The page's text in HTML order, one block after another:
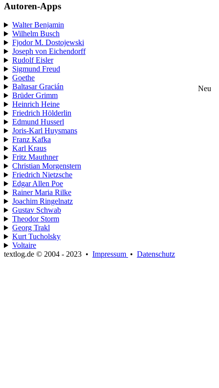
Autoren-Apps
Walter Benjamin
Wilhelm Busch
Fjodor M. Dostojewski
Joseph von Eichendorff
Rudolf Eisler
Sigmund Freud
Goethe
Baltasar Gracián
Neu
Brüder Grimm
Heinrich Heine
Friedrich Hölderlin
Edmund Husserl
Joris-Karl Huysmans
Franz Kafka
Karl Kraus
Fritz Mauthner
Christian Morgenstern
Friedrich Nietzsche
Edgar Allen Poe
Rainer Maria Rilke
Joachim Ringelnatz
Gustav Schwab
Theodor Storm
Georg Trakl
Kurt Tucholsky
Voltaire
textlog.de © 2004 - 2023 • Impressum • Datenschutz